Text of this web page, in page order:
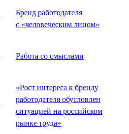
Бренд работодателя
с «человеческим лицом»
Работа со смыслами
«Рост интереса к бренду
работодателя обусловлен
ситуацией на российском
рынке труда»